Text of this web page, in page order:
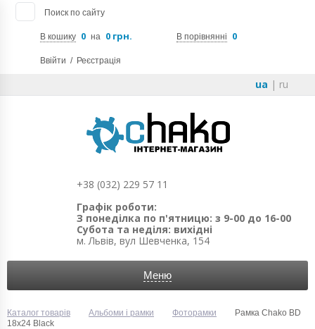
Поиск по сайту
В кошику 0 на 0 грн. В порівнянні 0
Ввійти / Реєстрація
ua | ru
+38 (032) 229 57 11
Графік роботи:
З понеділка по п'ятницю: з 9-00 до 16-00
Субота та неділя: вихідні
м. Львів, вул Шевченка, 154
Меню
Каталог товарів Альбоми і рамки Фоторамки
Рамка Chako BD
18x24 Black